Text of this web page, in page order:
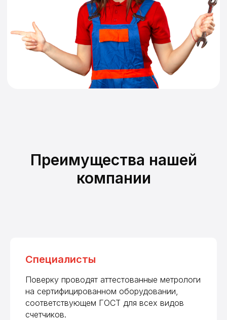
Преимущества нашей
компании
Специалисты
Поверку проводят аттестованные метрологи
на сертифицированном оборудовании,
соответствующем ГОСТ для всех видов
счетчиков.